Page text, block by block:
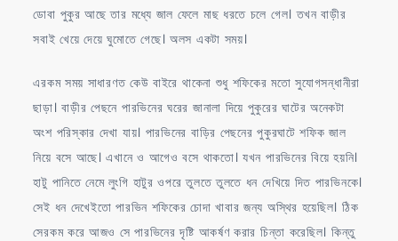
ডোবা পুকুর আছে তার মধ্যে জাল ফেলে মাছ ধরতে চলে গেল। তখন বাড়ীর
সবাই খেয়ে দেয়ে ঘুমোতে গেছে। অলস একটা সময়।
এরকম সময় সাধারণত কেউ বাইরে থাকেনা শুধু শফিকের মতো সুযোগসন্ধানীরা
ছাড়া। বাড়ীর পেছনে পারভিনের ঘরের জানালা দিয়ে পুকুরের ঘাটের অনেকটা
অংশ পরিস্কার দেখা যায়। পারভিনের বাড়ির পেছনের পুকুরঘাটে শফিক জাল
নিয়ে বসে আছে। এখানে ও আগেও বসে থাকতো। যখন পারভিনের বিয়ে হয়নি।
হাটু পানিতে নেমে লুংগি হাটুর ওপরে তুলতে তুলতে ধন দেখিয়ে দিত পারভিনকে।
সেই ধন দেখেইতো পারভিন শফিকের চোদা খাবার জন্য অস্থির হয়েছিল। ঠিক
সেরকম করে আজও সে পারভিনের দৃষ্টি আকর্ষণ করার চিন্তা করেছিল। কিন্তু